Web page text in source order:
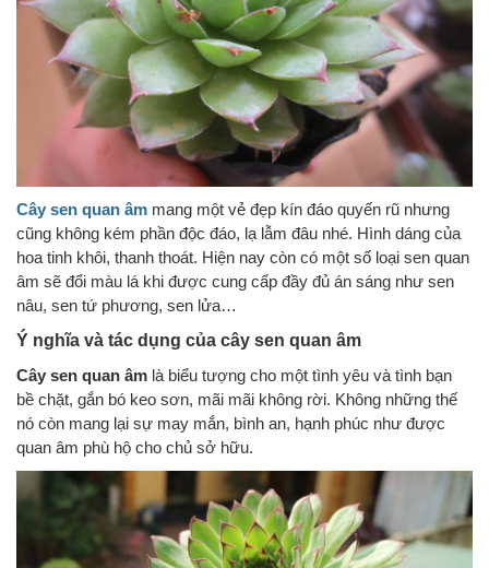
Cây sen quan âm mang một vẻ đẹp kín đáo quyến rũ nhưng
cũng không kém phần độc đáo, lạ lẫm đâu nhé. Hình dáng của
hoa tinh khôi, thanh thoát. Hiện nay còn có một số loại sen quan
âm sẽ đổi màu lá khi được cung cấp đầy đủ án sáng như sen
nâu, sen tứ phương, sen lửa…
Ý nghĩa và tác dụng của cây sen quan âm
Cây sen quan âm là biểu tượng cho một tình yêu và tình bạn
bề chặt, gắn bó keo sơn, mãi mãi không rời. Không những thế
nó còn mang lại sự may mắn, bình an, hạnh phúc như được
quan âm phù hộ cho chủ sở hữu.